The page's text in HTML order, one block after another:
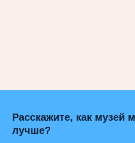
Расскажите, как музей
лучше?